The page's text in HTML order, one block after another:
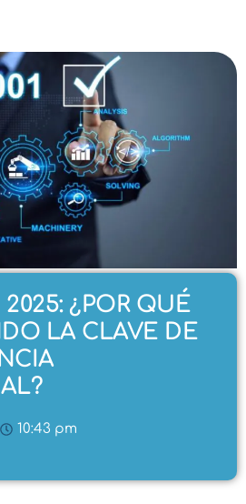
2025: ¿POR QUÉ
LA CLAVE DE
10:43 pm